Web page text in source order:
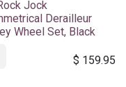
Jock
Derailleur
Wheel Set, Black
$ 159.95